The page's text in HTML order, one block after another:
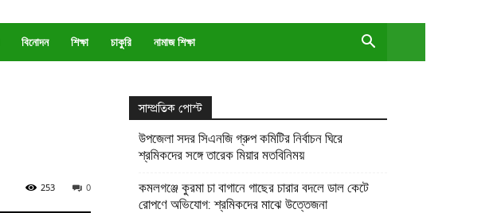
বিনোদন শিক্ষা চাকুরি নামাজ শিক্ষা
0
253
সাম্প্রতিক পোস্ট
উপজেলা সদর সিএনজি গ্রুপ কমিটির নির্বাচন ঘিরে
শ্রমিকদের সঙ্গে তারেক মিয়ার মতবিনিময়
কমলগঞ্জে কুরমা চা বাগানে গাছের চারার বদলে ডাল কেটে
রোপণে অভিযোগ: শ্রমিকদের মাঝে উত্তেজনা